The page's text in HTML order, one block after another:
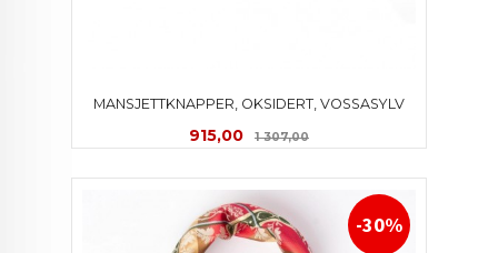
MANSJETTKNAPPER, OKSIDERT, VOSSASYLV
Tilbud
915,00 1 307,00Rabatt
-30%